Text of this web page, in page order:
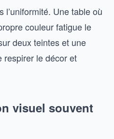
l’uniformité. Une table où
couleur fatigue le
deux teintes et une
respirer le décor et
visuel souvent